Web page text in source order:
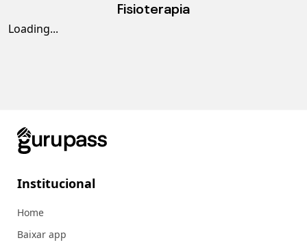
Fisioterapia
Loading...
Institucional
Home
Baixar app